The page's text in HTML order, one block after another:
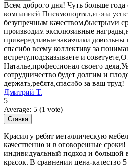
Всем доброго дня! Чуть больше года
компанией Пневмопортал,и она
безупречным качеством,быстрыми
производим эксклюзивные
привередливые заказчики довольны
спасибо всему коллективу за
встречу,подсказываете и
Наталье,профессионал своего
сотрудничество будет долгим и
держать,ребята,спасибо за ваш труд!
Дмитрий Т.
5
Average: 5 (1 vote)
Красил у ребят металлическую
качественно и в оговоренные
индивидуальный подход и большой
красок. В сравнении цена-качество